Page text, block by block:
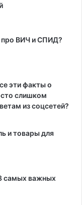
про ВИЧ и СПИД?
эти факты о
слишком
из соцсетей?
и товары для
самых важных